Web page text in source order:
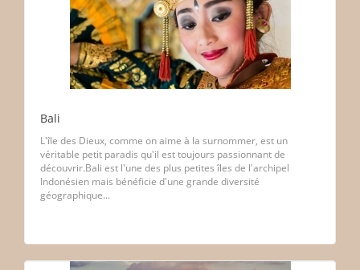
Bali
L'île des Dieux, comme on aime à la surnommer, est un
véritable petit paradis qu'il est toujours passionnant de
découvrir.Bali est l'une des plus petites îles de l'archipel
Indonésien mais bénéficie d'une grande diversité
géographique...